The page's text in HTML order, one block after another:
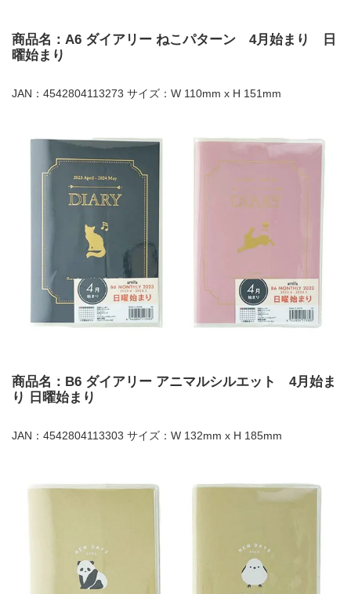
商品名：A6 ダイアリー ねこパターン 4月始まり 日
曜始まり
JAN：4542804113273 サイズ：W 110mm x H 151mm
商品名：B6 ダイアリー アニマルシルエット 4月始ま
り 日曜始まり
JAN：4542804113303 サイズ：W 132mm x H 185mm